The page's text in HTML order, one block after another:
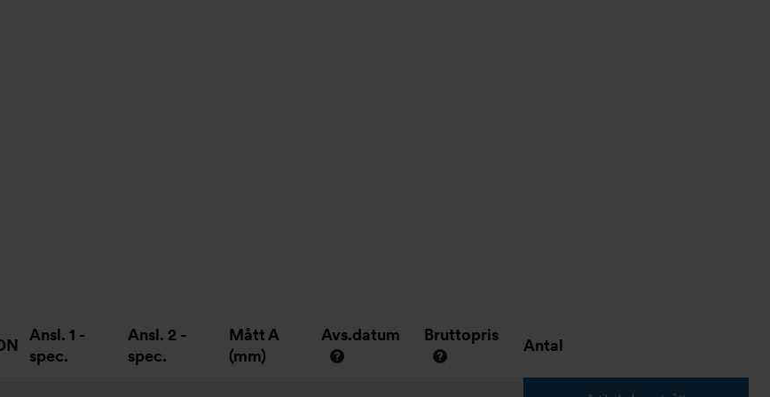
Ansl. 1 -
spec.
Ansl. 2 -
spec.
Mått A
(mm)
Avs.datum Bruttopris
Antal